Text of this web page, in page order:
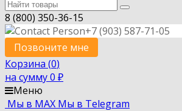
8 (800) 350-36-15
+7 (903) 587-71-05
Позвоните мне
Корзина (0)
на сумму0 ₽
Меню
Мы в MAX Мы в Telegram